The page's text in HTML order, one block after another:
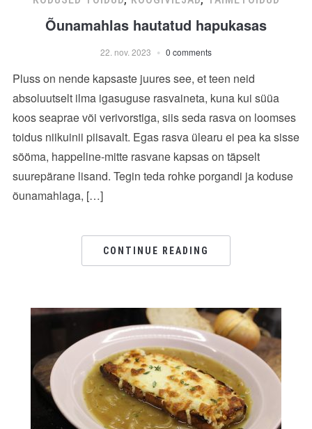
Õunamahlas hautatud hapukasas
22. nov. 2023 0 comments
Pluss on nende kapsaste juures see, et teen neid
absoluutselt ilma igasuguse rasvaineta, kuna kui süüa
koos seaprae või verivorstiga, siis seda rasva on loomses
toidus niikuinii piisavalt. Egas rasva ülearu ei pea ka sisse
sööma, happeline-mitte rasvane kapsas on täpselt
suurepärane lisand. Tegin teda rohke porgandi ja koduse
õunamahlaga, […]
CONTINUE READING